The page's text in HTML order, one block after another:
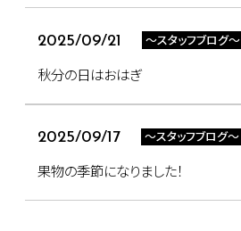
2025/09/21 ～スタッフブログ～
秋分の日はおはぎ
2025/09/17 ～スタッフブログ～
果物の季節になりました！